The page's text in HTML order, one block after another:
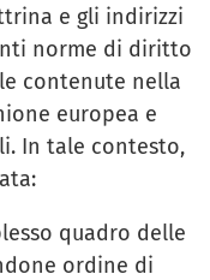
e gli indirizzi
norme di diritto
contenute nella
europea e
In tale contesto,
quadro delle
ordine di